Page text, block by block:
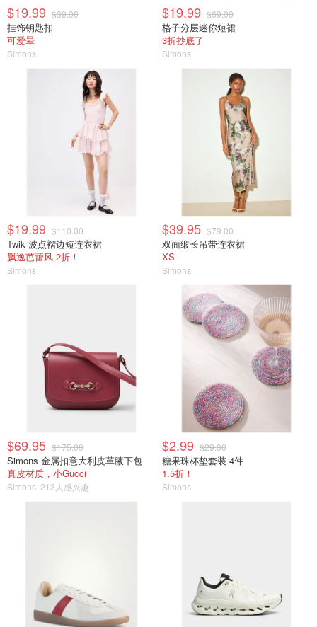
$19.99 $39.00
挂饰钥匙扣
可爱晕
Simons
$19.99 $69.00
格子分层迷你短裙
3折抄底了
Simons
$19.99 $110.00
Twik 波点褶边短连衣裙
飘逸芭蕾风 2折！
Simons
$39.95 $79.00
双面缎长吊带连衣裙
XS
Simons
$69.95 $175.00
Simons 金属扣意大利皮革腋下包
真皮材质，小Gucci
Simons 213人感兴趣
$2.99 $29.00
糖果珠杯垫套装 4件
1.5折！
Simons